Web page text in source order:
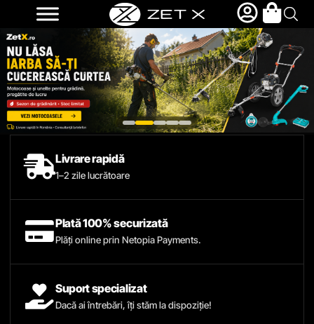
Livrare rapidă
1–2 zile lucrătoare
Plată 100% securizată
Plăți online prin Netopia Payments.
Suport specializat
Dacă ai întrebări, îți stăm la dispoziție!